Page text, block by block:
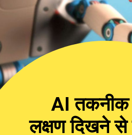
AI तकनीक
लक्षण दिखने से